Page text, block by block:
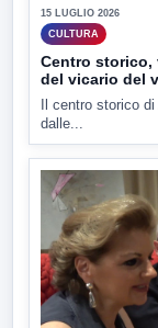
15 LUGLIO 2026
CULTURA
Centro storico,
del vicario del
Il centro storico
dalle...